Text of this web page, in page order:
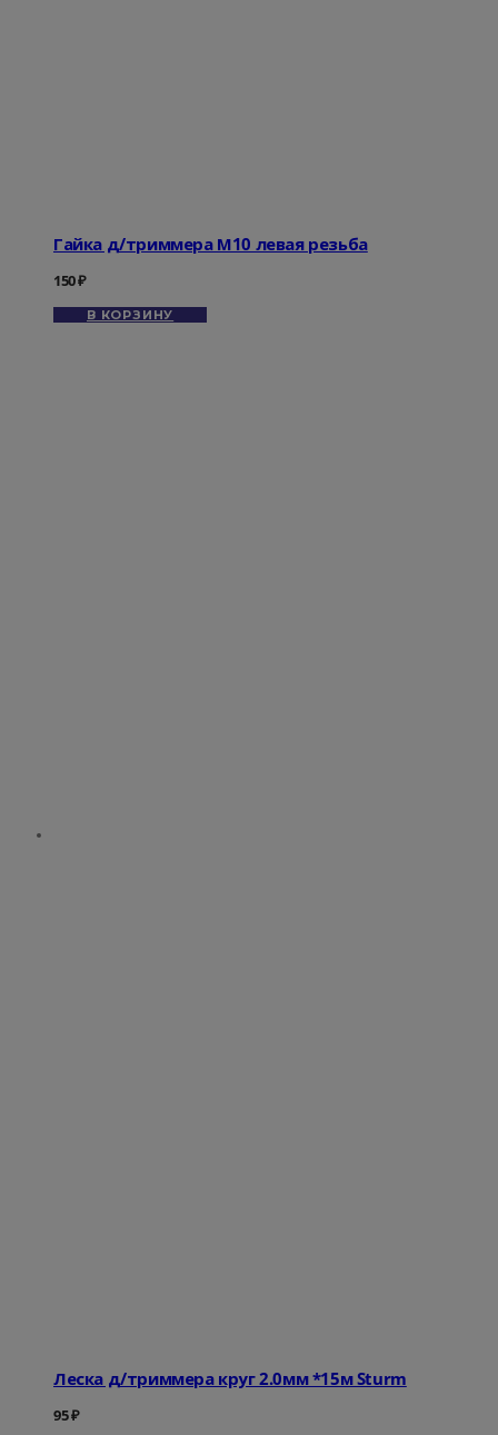
Гайка д/триммера М10 левая резьба
150₽
В КОРЗИНУ
Леска д/триммера круг 2.0мм *15м Sturm
95₽